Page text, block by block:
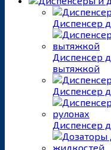
Диспенсер
Диспенсер
вытяжкой
Диспенсер
Диспенсер